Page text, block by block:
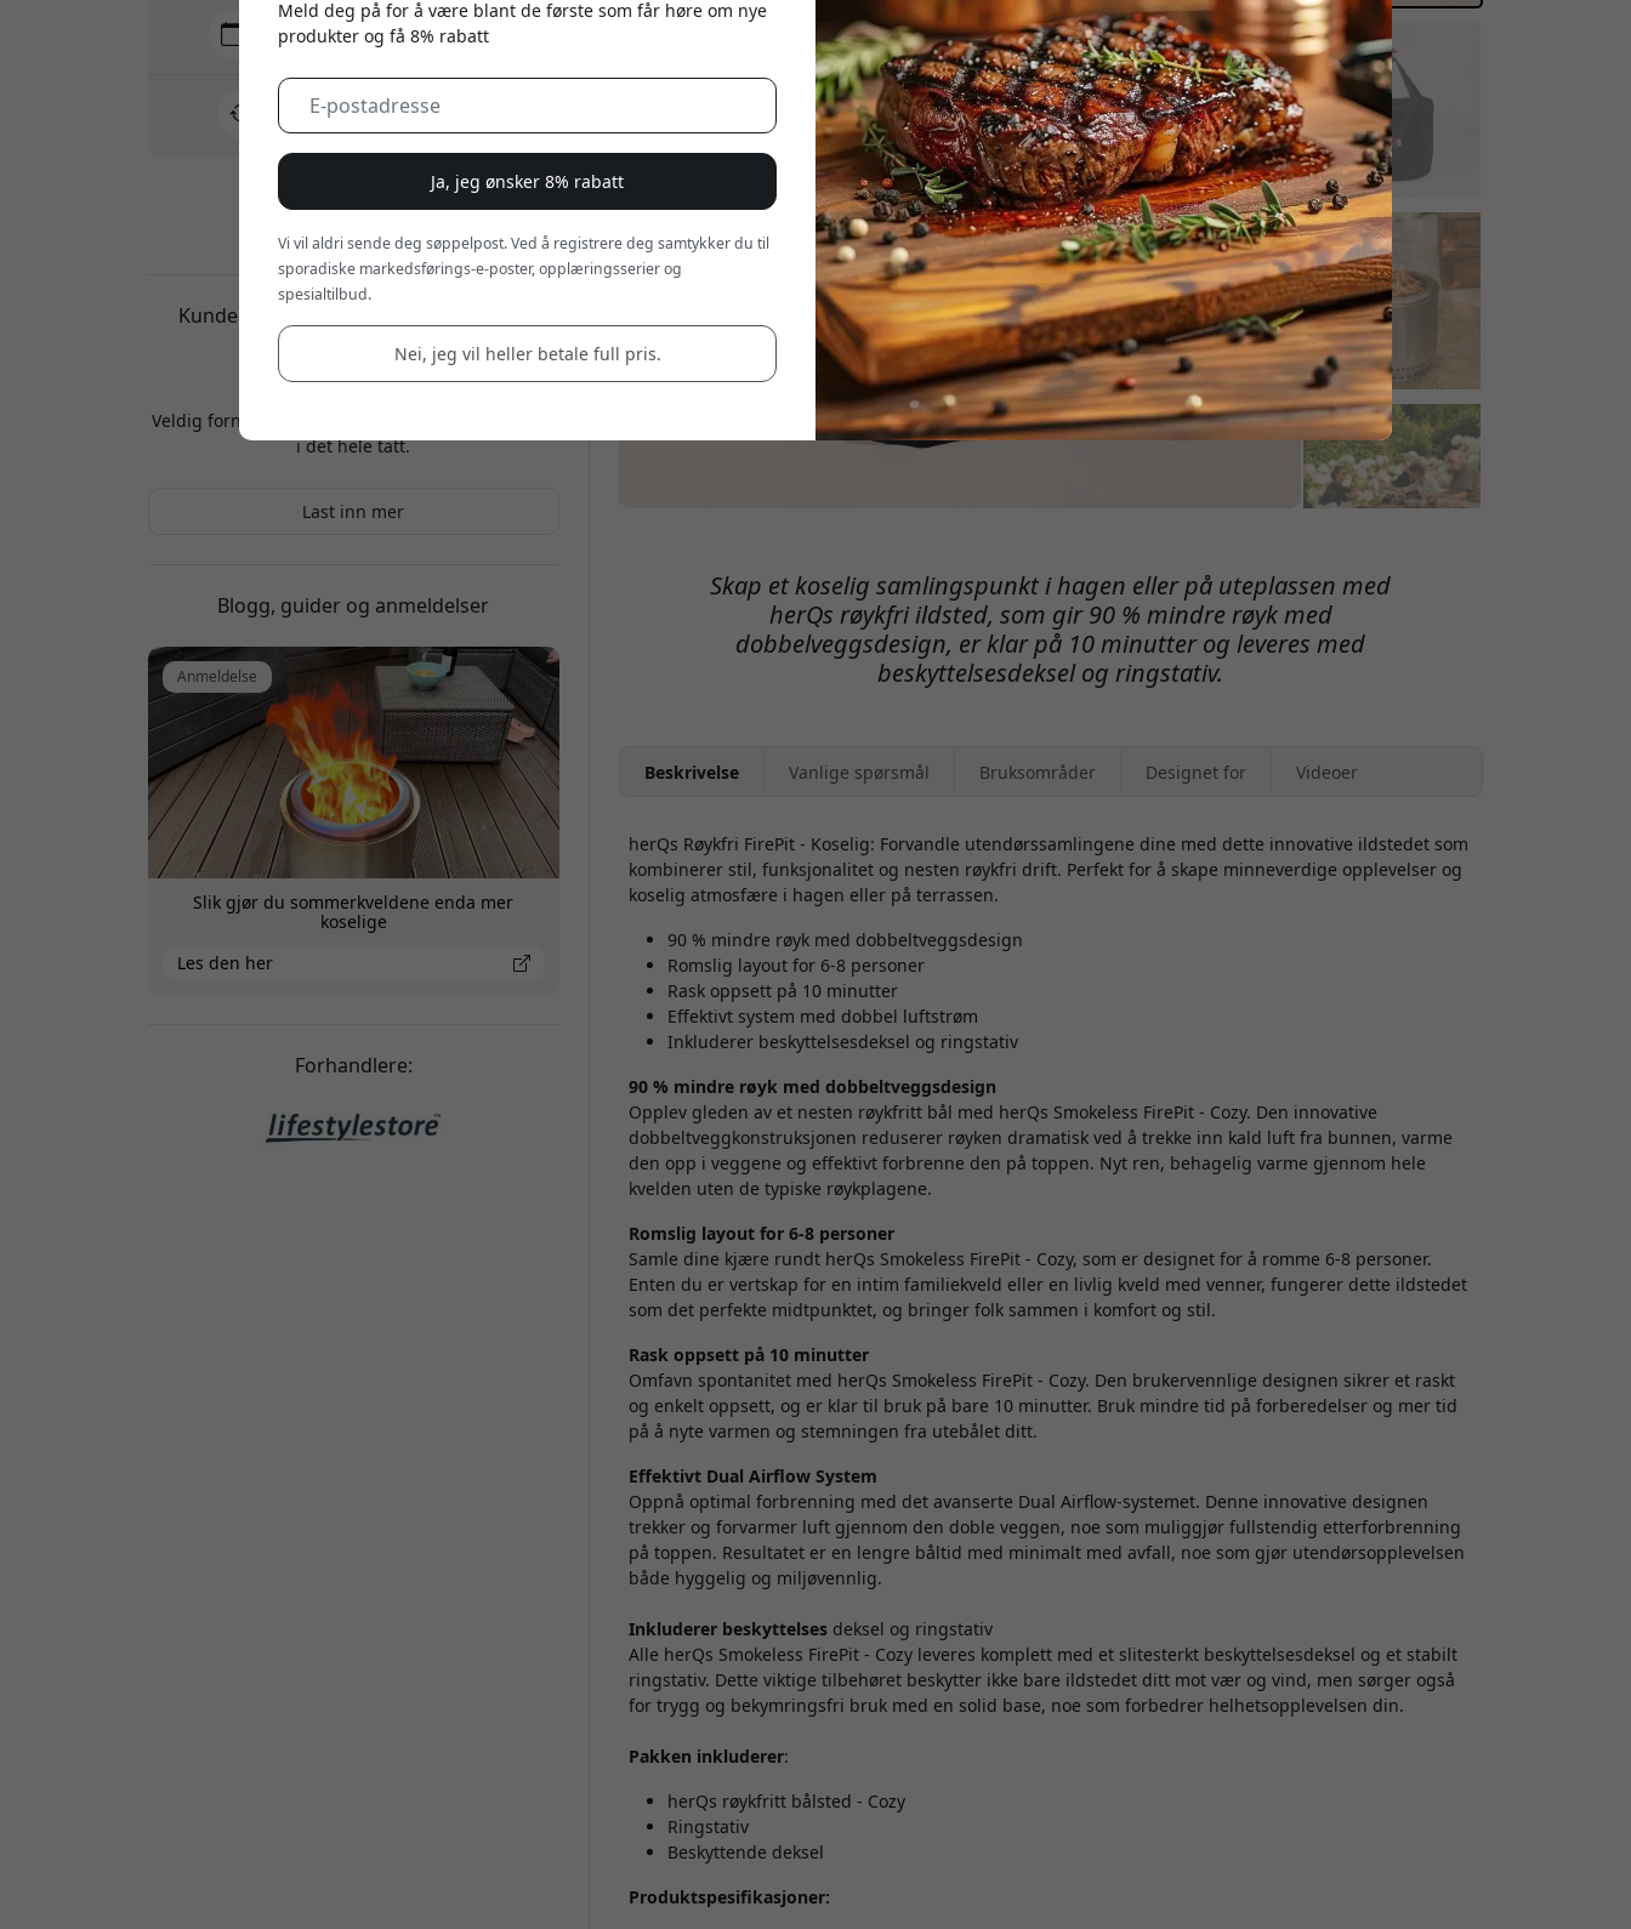
Skap et koselig samlingspunkt i hagen eller på uteplassen med
herQs røykfri ildsted, som gir 90 % mindre røyk med
dobbelveggsdesign, er klar på 10 minutter og leveres med
beskyttelsesdeksel og ringstativ.
Beskrivelse Vanlige spørsmål Bruksområder Designet for Videoer
herQs Røykfri FirePit - Koselig: Forvandle utendørssamlingene dine med dette innovative ildstedet som
kombinerer stil, funksjonalitet og nesten røykfri drift. Perfekt for å skape minneverdige opplevelser og
koselig atmosfære i hagen eller på terrassen.
90 % mindre røyk med dobbeltveggsdesign
Romslig layout for 6-8 personer
Rask oppsett på 10 minutter
Effektivt system med dobbel luftstrøm
Inkluderer beskyttelsesdeksel og ringstativ
90 % mindre røyk med dobbeltveggsdesign
Opplev gleden av et nesten røykfritt bål med herQs Smokeless FirePit - Cozy. Den innovative
dobbeltveggkonstruksjonen reduserer røyken dramatisk ved å trekke inn kald luft fra bunnen, varme
den opp i veggene og effektivt forbrenne den på toppen. Nyt ren, behagelig varme gjennom hele
kvelden uten de typiske røykplagene.
Romslig layout for 6-8 personer
Samle dine kjære rundt herQs Smokeless FirePit - Cozy, som er designet for å romme 6-8 personer.
Enten du er vertskap for en intim familiekveld eller en livlig kveld med venner, fungerer dette ildstedet
som det perfekte midtpunktet, og bringer folk sammen i komfort og stil.
Rask oppsett på 10 minutter
Omfavn spontanitet med herQs Smokeless FirePit - Cozy. Den brukervennlige designen sikrer et raskt
og enkelt oppsett, og er klar til bruk på bare 10 minutter. Bruk mindre tid på forberedelser og mer tid
på å nyte varmen og stemningen fra utebålet ditt.
Effektivt Dual Airflow System
Oppnå optimal forbrenning med det avanserte Dual Airflow-systemet. Denne innovative designen
trekker og forvarmer luft gjennom den doble veggen, noe som muliggjør fullstendig etterforbrenning
på toppen. Resultatet er en lengre båltid med minimalt med avfall, noe som gjør utendørsopplevelsen
både hyggelig og miljøvennlig.
Inkluderer beskyttelsesdeksel og ringstativ
Alle herQs Smokeless FirePit - Cozy leveres komplett med et slitesterkt beskyttelsesdeksel og et stabilt
ringstativ. Dette viktige tilbehøret beskytter ikke bare ildstedet ditt mot vær og vind, men sørger også
for trygg og bekymringsfri bruk med en solid base, noe som forbedrer helhetsopplevelsen din.
Pakken inkluderer:
herQs røykfritt bålsted - Cozy
Ringstativ
Beskyttende deksel
Produktspesifikasjoner:
Levering 10-12 august
Rask og sporbar levering
30 dagers returrett
Sikre betalinger med kryptering
Kundeanmeldelser:
Veldig fornøyd med denne – ingenting å klage på
i det hele tatt.
jeg kan anbefale å kjøpe den. Det hadde vært bra
kanskje en reflektor til bålpannen. Jeg løste dette
via Amazon.
Last inn mer
Blogg, guider og anmeldelser
Anmeldelse
Slik gjør du sommerkveldene enda mer
koselige
Les den her
Forhandlere:
Meld deg på for å være blant de første som får høre om nye
produkter og få 8% rabatt
Ja, jeg ønsker 8% rabatt
Vi vil aldri sende deg søppelpost. Ved å registrere deg samtykker du til
sporadiske markedsførings-e-poster, opplæringsserier og
spesialtilbud.
Nei, jeg vil heller betale full pris.